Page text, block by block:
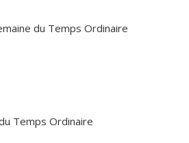
du Temps Ordinaire
Temps Ordinaire